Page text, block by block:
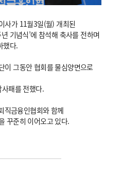
사가 11월3일(월) 개최된
기념식’에 참석해 축사를 전하며
했다.
이 그동안 협회를 물심양면으로
패를 전했다.
직금융인협회와 함께
꾸준히 이어오고 있다.